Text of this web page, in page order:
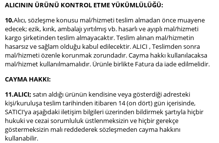
ALICININ ÜRÜNÜ KONTROL ETME YÜKÜMLÜLÜĞÜ:
10.Alıcı, sözleşme konusu mal/hizmeti teslim almadan önce muayene
edecek; ezik, kırık, ambalajı yırtılmış vb. hasarlı ve ayıplı mal/hizmeti
kargo şirketinden teslim almayacaktır. Teslim alınan mal/hizmetin
hasarsız ve sağlam olduğu kabul edilecektir. ALICI , Teslimden sonra
mal/hizmeti özenle korunmak zorundadır. Cayma hakkı kullanılacaksa
mal/hizmet kullanılmamalıdır. Ürünle birlikte Fatura da iade edilmelidir.
CAYMA HAKKI:
11.ALICI; satın aldığı ürünün kendisine veya gösterdiği adresteki
kişi/kuruluşa teslim tarihinden itibaren 14 (on dört) gün içerisinde,
SATICI’ya aşağıdaki iletişim bilgileri üzerinden bildirmek şartıyla hiçbir
hukuki ve cezai sorumluluk üstlenmeksizin ve hiçbir gerekçe
göstermeksizin malı reddederek sözleşmeden cayma hakkını
kullanabilir.